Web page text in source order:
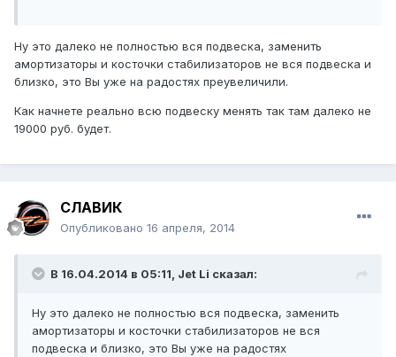
Ну это далеко не полностью вся подвеска, заменить
амортизаторы и косточки стабилизаторов не вся подвеска и
близко, это Вы уже на радостях преувеличили.
Как начнете реально всю подвеску менять так там далеко не
19000 руб. будет.
СЛАВИК
Опубликовано 16 апреля, 2014
В 16.04.2014 в 05:11, Jet Li сказал:
Ну это далеко не полностью вся подвеска, заменить
амортизаторы и косточки стабилизаторов не вся
подвеска и близко, это Вы уже на радостях